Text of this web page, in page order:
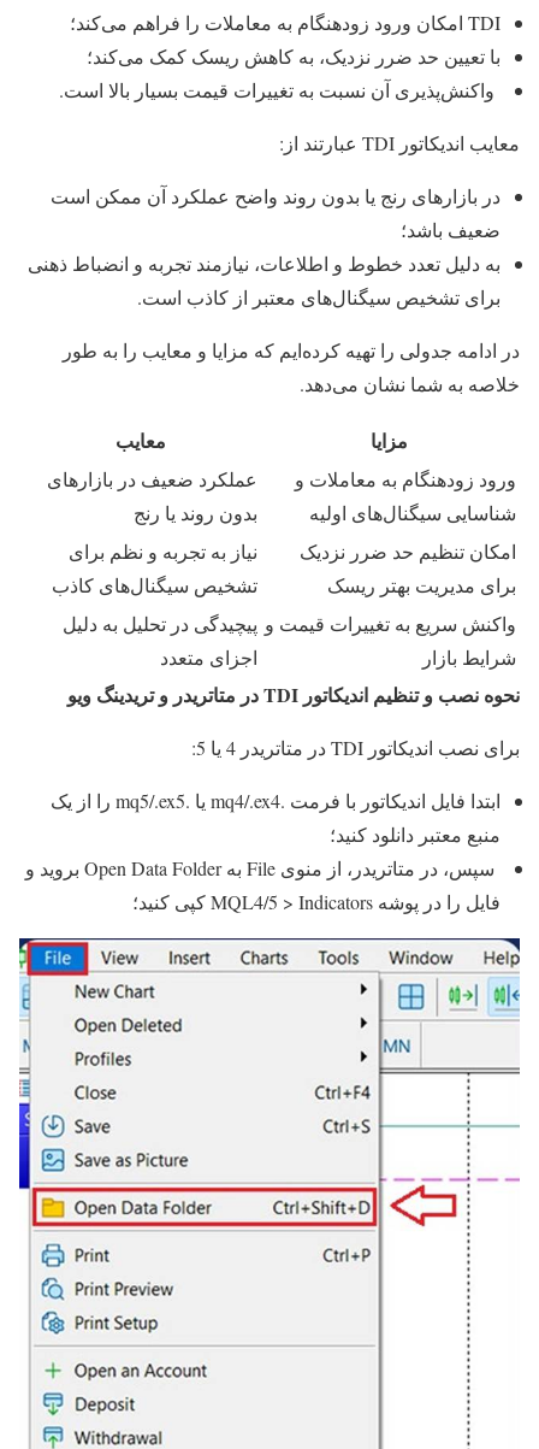
TDI امکان ورود زودهنگام به معاملات را فراهم می‌کند؛
با تعیین حد ضرر نزدیک، به کاهش ریسک کمک می‌کند؛
واکنش‌پذیری آن نسبت به تغییرات قیمت بسیار بالا است.
معایب اندیکاتور TDI عبارتند از:
در بازارهای رنج یا بدون روند واضح عملکرد آن ممکن است
ضعیف باشد؛
به دلیل تعدد خطوط و اطلاعات، نیازمند تجربه و انضباط ذهنی
برای تشخیص سیگنال‌های معتبر از کاذب است.
در ادامه جدولی را تهیه کرده‌ایم که مزایا و معایب را به طور
خلاصه به شما نشان می‌دهد.
مزایا معایب
ورود زودهنگام به معاملات و
شناسایی سیگنال‌های اولیه
عملکرد ضعیف در بازارهای
بدون روند یا رنج
امکان تنظیم حد ضرر نزدیک
برای مدیریت بهتر ریسک
نیاز به تجربه و نظم برای
تشخیص سیگنال‌های کاذب
واکنش سریع به تغییرات قیمت و
شرایط بازار
پیچیدگی در تحلیل به دلیل
اجزای متعدد
نحوه نصب و تنظیم اندیکاتور TDI در متاتریدر و تریدینگ ویو
برای نصب اندیکاتور TDI در متاتریدر 4 یا 5:
ابتدا فایل اندیکاتور با فرمت .mq4/.ex4 یا .mq5/.ex5 را از یک
منبع معتبر دانلود کنید؛
سپس، در متاتریدر، از منوی File به Open Data Folder بروید و
فایل را در پوشه MQL4/5 > Indicators کپی کنید؛